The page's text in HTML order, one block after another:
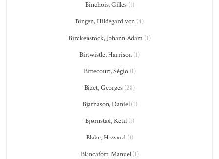
Binchois, Gilles(1)
Bingen, Hildegard von (4)
Birckenstock, Johann Adam (1)
Birtwistle, Harrison (1)
Bittecourt, Ségio(1)
Bizet, Georges (28)
Bjarnason, Daníel(1)
Bjørnstad, Ketil(1)
Blake, Howard(1)
Blancafort, Manuel(1)